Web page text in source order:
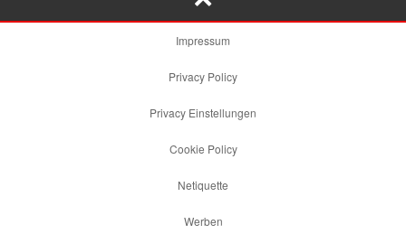
Impressum
Privacy Policy
Privacy Einstellungen
Cookie Policy
Netiquette
Werben